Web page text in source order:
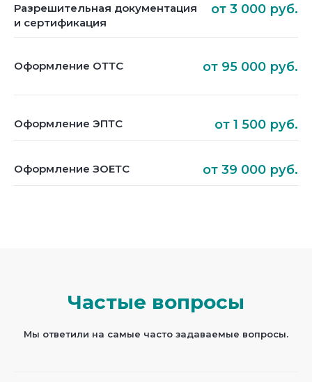
Разрешительная документация
и сертификация
от 3 000 руб.
Оформление ОТТС от 95 000 руб.
Оформление ЭПТС от 1 500 руб.
Оформление ЗОЕТС от 39 000 руб.
Частые вопросы
Мы ответили на самые часто задаваемые вопросы.